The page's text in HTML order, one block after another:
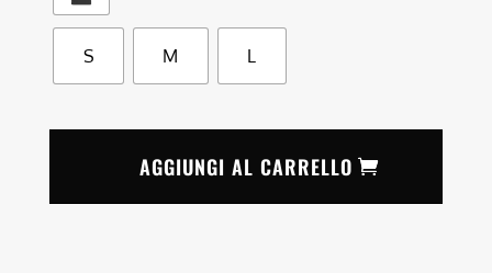
S M L
AGGIUNGI AL CARRELLO